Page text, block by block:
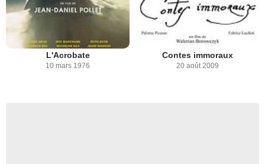
L'Acrobate
10 mars 1976
Contes immoraux
20 août 2009